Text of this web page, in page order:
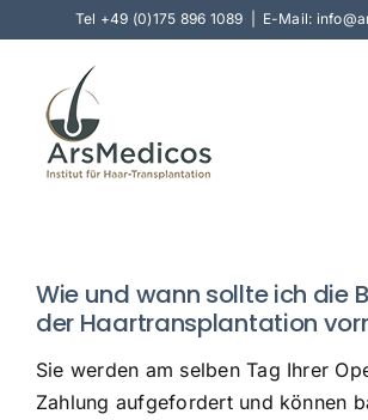
to
Tel +49 (0)175 896 1089 E-Mail:
Wie und wann sollte ich die
der Haartransplantation
Sie werden am selben Tag Ihrer
Zahlung aufgefordert und können